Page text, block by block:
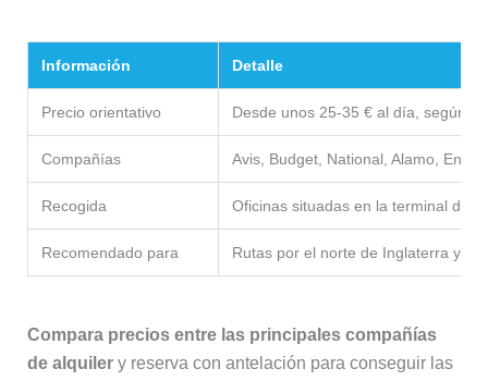
Información Detalle
Precio orientativo Desde unos 25-35 € al día, según la
Compañías Avis, Budget, National, Alamo,
Recogida Oficinas situadas en la terminal del
Recomendado para Rutas por el norte de Inglaterra y el
Compara precios entre las principales compañías
de alquilery reserva con antelación para conseguir las